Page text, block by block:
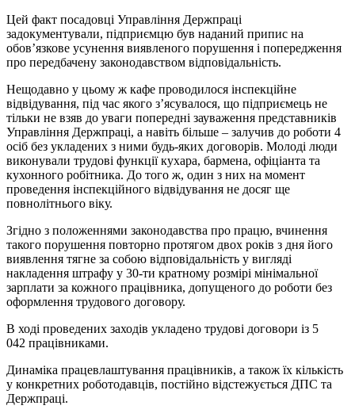
Цей факт посадовці Управління Держпраці
задокументували, підприємцю був наданий припис на
обов’язкове усунення виявленого порушення і попередження
про передбачену законодавством відповідальність.
Нещодавно у цьому ж кафе проводилося інспекційне
відвідування, під час якого з’ясувалося, що підприємець не
тільки не взяв до уваги попередні зауваження представників
Управління Держпраці, а навіть більше – залучив до роботи 4
осіб без укладених з ними будь-яких договорів. Молоді люди
виконували трудові функції кухара, бармена, офіціанта та
кухонного робітника. До того ж, один з них на момент
проведення інспекційного відвідування не досяг ще
повнолітнього віку.
Згідно з положеннями законодавства про працю, вчинення
такого порушення повторно протягом двох років з дня його
виявлення тягне за собою відповідальність у вигляді
накладення штрафу у 30-ти кратному розмірі мінімальної
зарплати за кожного працівника, допущеного до роботи без
оформлення трудового договору.
В ході проведених заходів укладено трудові договори із 5
042 працівниками.
Динаміка працевлаштування працівників, а також їх кількість
у конкретних роботодавців, постійно відстежується ДПС та
Держпраці.